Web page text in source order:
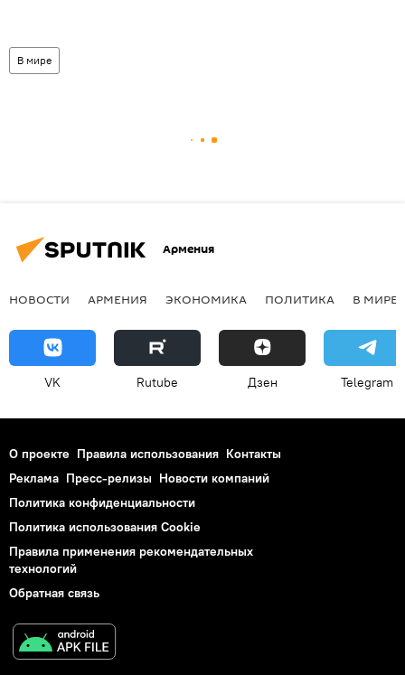
В мире
Армения
НОВОСТИ АРМЕНИЯ ЭКОНОМИКА ПОЛИТИКА В МИРЕ
VK Rutube Дзен Telegram
О проекте Правила использования Контакты
Реклама Пресс-релизы Новости компаний
Политика конфиденциальности
Политика использования Cookie
Правила применения рекомендательных
технологий
Обратная связь